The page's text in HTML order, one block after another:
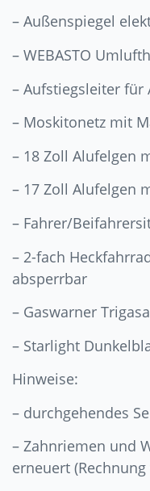
– Außenspiegel
– WEBASTO
– Aufstiegsleiter für
– Moskitonetz mit
– 18 Zoll Alufelgen
– 17 Zoll Alufelgen
– Fahrer/
– 2-fach
absperrbar
– Gaswarner
– Starlight
Hinweise:
– durchgehendes
– Zahnriemen und
erneuert